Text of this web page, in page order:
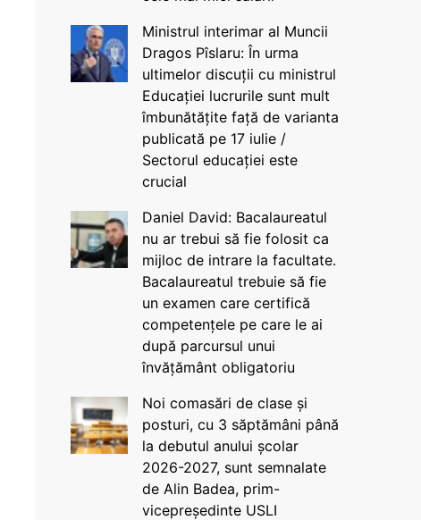
Ministrul interimar al Muncii
Dragos Pîslaru: În urma
ultimelor discuții cu ministrul
Educației lucrurile sunt mult
îmbunătățite față de varianta
publicată pe 17 iulie /
Sectorul educației este
crucial
Daniel David: Bacalaureatul
nu ar trebui să fie folosit ca
mijloc de intrare la facultate.
Bacalaureatul trebuie să fie
un examen care certifică
competențele pe care le ai
după parcursul unui
învățământ obligatoriu
Noi comasări de clase și
posturi, cu 3 săptămâni până
la debutul anului școlar
2026-2027, sunt semnalate
de Alin Badea, prim-
vicepreședinte USLI